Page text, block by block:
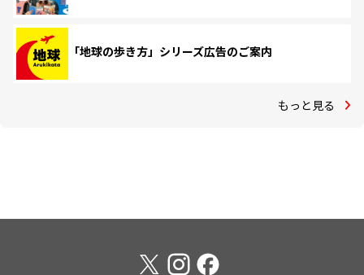
「地球の歩き方」シリーズ広告のご案内
もっと見る